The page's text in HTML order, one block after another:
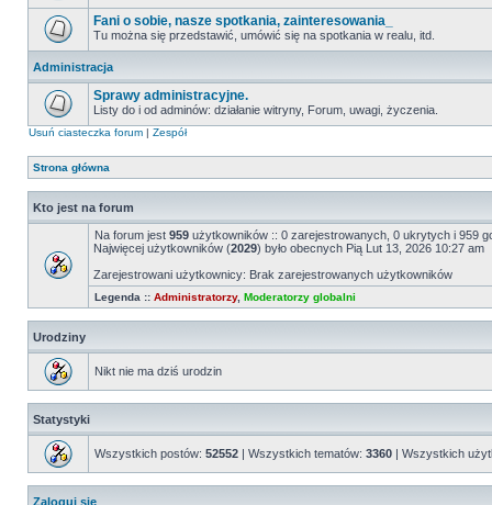
Fani o sobie, nasze spotkania, zainteresowania_
Tu można się przedstawić, umówić się na spotkania w realu, itd.
Administracja
Sprawy administracyjne.
Listy do i od adminów: działanie witryny, Forum, uwagi, życzenia.
Usuń ciasteczka forum | Zespół
Strona główna
Kto jest na forum
Na forum jest 959 użytkowników :: 0 zarejestrowanych, 0 ukrytych i 959
Najwięcej użytkowników (2029) było obecnych Pią Lut 13, 2026 10:27 am
Zarejestrowani użytkownicy: Brak zarejestrowanych użytkowników
Legenda :: Administratorzy, Moderatorzy globalni
Urodziny
Nikt nie ma dziś urodzin
Statystyki
Wszystkich postów: 52552 | Wszystkich tematów: 3360 | Wszystkich
Zaloguj się